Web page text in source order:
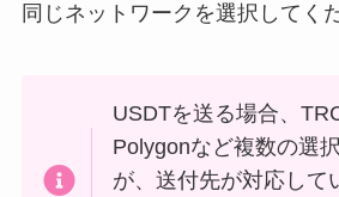
同じネットワークを選択してく
USDTを送る場合、
Polygonなど複数の選
が、送付先が対応して